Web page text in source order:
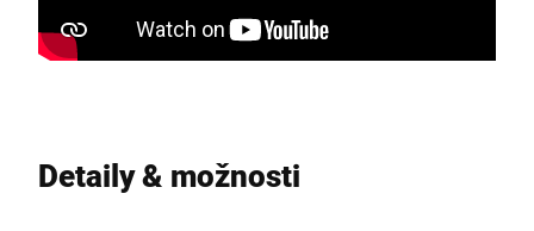
Detaily & možnosti